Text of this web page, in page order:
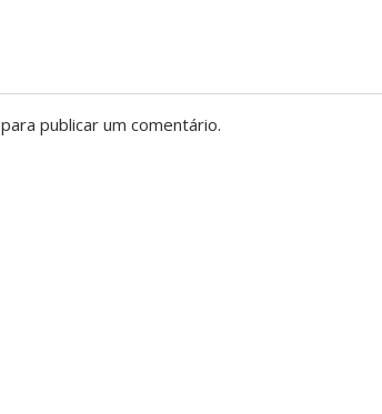
para publicar um comentário.